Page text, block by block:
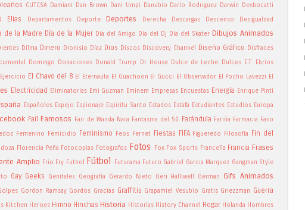
CUTCSA Damiani Dan Brown Dani Umpi Danubio Darío Rodriguez Darwin Desbocatti
Elias Departamentos Deporte Deportes Derecha Descargas Descenso Desigualdad
de la Madre Día de la Mujer Día del Amigo Día del Dj Día del Skater Dibujos Animados
Dilma Dinero Dionisio Díaz Dios Discos Discovery Channel Diseño Gráfico Disfraces
Domingo Donaciones Donald Trump Dr House Dulce de Leche Dulces E.T. Ebrios
Ejercicio El Chavo del 8 El Eternauta El Guachoon El Gucci El Observador El Pocho Lavezzi El
Electricidad Eliminatorias Emi Guzman Eminem Empresas Encuestas Energía Enrique Pinti
Españoles Espejo Espionaje Espiritu Santo Estados Estafa Estudiantes Estudios Europa
Fail Famosos Fan de Wanda Nara Fantasma del 50 Farándula Fariña Farmacia Faso
Femenino Femicidio Feminismo Feos Fernet Fiestas FIFA Figueredo Filosofía
Fin del
Florencia Peña Fotocopias Fotografos Fotos Fox Fox Sports Francella Francia Frases
Amplio Frio Fry Futbol Fútbol Futurama Futuro Gabriel Garcia Marquez Gangman Style
Gay Geeks Genitales Geografía Gerardo Nieto Geri Halliwell German Gifs Animados
Gordon Ramsay Gordos Gracias Graffitis Grapamiel Vesubio Gratis Griezzman Guerra
Kitchen Heroes Himno Hinchas Historia Historias History Channel Hogar Holanda Hombres